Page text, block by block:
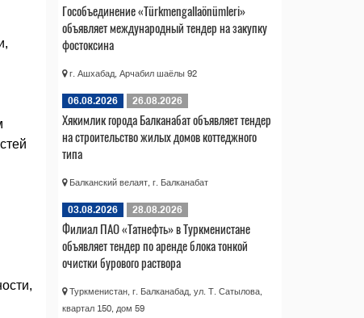
Гособъединение «Türkmengallaönümleri»
объявляет международный тендер на закупку
фостоксина
г. Ашхабад, Арчабил шаёлы 92
06.08.2026 26.08.2026
Хякимлик города Балканабат объявляет тендер
на строительство жилых домов коттеджного
типа
Балканский велаят, г. Балканабат
03.08.2026 28.08.2026
Филиал ПАО «Татнефть» в Туркменистане
объявляет тендер по аренде блока тонкой
очистки бурового раствора
Туркменистан, г. Балканабад, ул. Т. Сатылова,
квартал 150, дом 59